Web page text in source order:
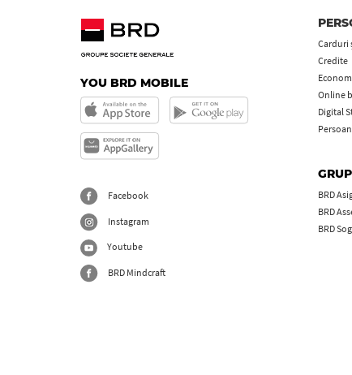
YOU BRD MOBILE
Facebook
Instagram
Youtube
BRD Mindcraft
Carduri
Credite
Online
Digital
BRD
BRD
BRD